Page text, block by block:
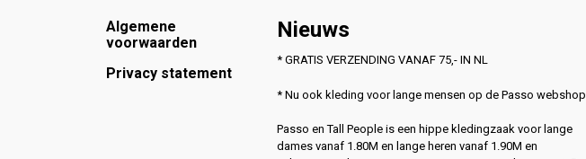
Footer
Algemene
voorwaarden
Privacy statement
Nieuws
* GRATIS VERZENDING VANAF 75,- IN NL
* Nu ook kleding voor lange mensen op de Passo webshop.
Passo en Tall People is een hippe kledingzaak voor lange
dames vanaf 1.80M en lange heren vanaf 1.90M en